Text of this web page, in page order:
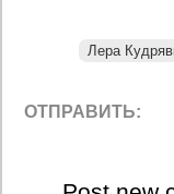
Лера
ОТПРАВИТЬ: